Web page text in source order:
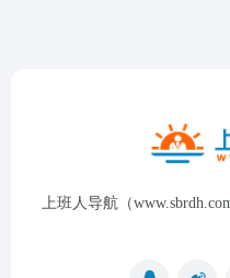
上班人导航（